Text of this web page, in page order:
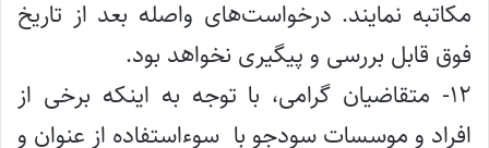
مکاتبه نمایند. درخواست‌های واصله بعد از تاریخ
فوق قابل بررسی و پیگیری نخواهد بود.
۱۲- متقاضیان گرامی، با توجه به اینکه برخی از
افراد و موسسات سودجو با سوءاستفاده از عنوان و